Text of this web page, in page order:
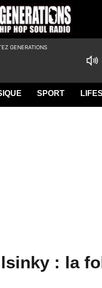
SPORT
: la
GENERATIONS